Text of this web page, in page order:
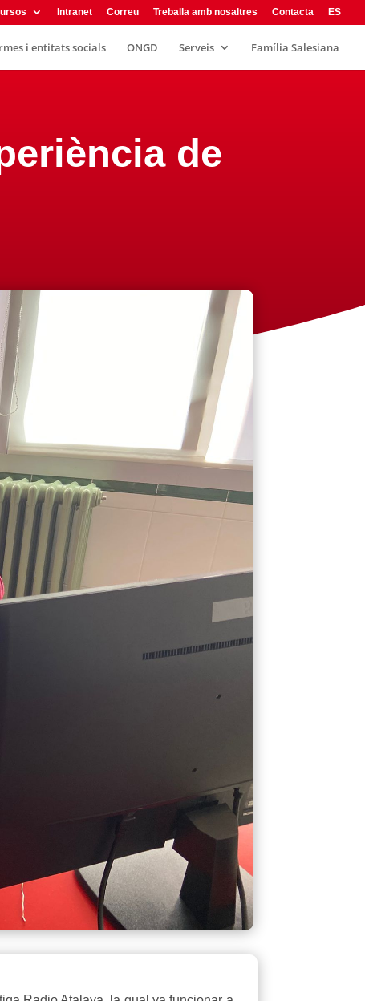
Intranet Correu Treballa amb nosaltres Contacta ES
i entitats socials ONGD Serveis Família Salesiana
de